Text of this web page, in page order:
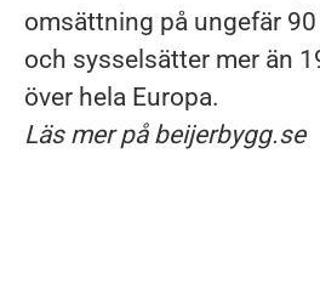
omsättning på ungefär 90
och sysselsätter mer än
över hela Europa.
Läs mer på beijerbygg.se